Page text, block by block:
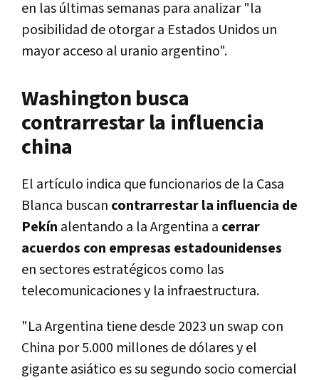
en las últimas semanas para analizar "la
posibilidad de otorgar a Estados Unidos un
mayor acceso al uranio argentino".
Washington busca
contrarrestar la influencia
china
El artículo indica que funcionarios de la Casa
Blanca buscan contrarrestar la influencia de
Pekín alentando a la Argentina a cerrar
acuerdos con empresas estadounidenses
en sectores estratégicos como las
telecomunicaciones y la infraestructura.
"La Argentina tiene desde 2023 un swap con
China por 5.000 millones de dólares y el
gigante asiático es su segundo socio comercial